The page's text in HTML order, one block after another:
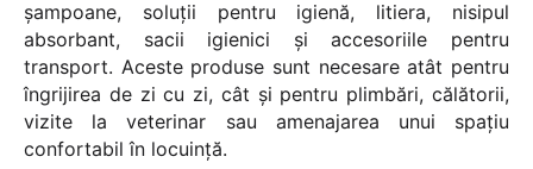
șampoane, soluții pentru igienă, litiera, nisipul
absorbant, sacii igienici și accesoriile pentru
transport. Aceste produse sunt necesare atât pentru
îngrijirea de zi cu zi, cât și pentru plimbări, călătorii,
vizite la veterinar sau amenajarea unui spațiu
confortabil în locuință.